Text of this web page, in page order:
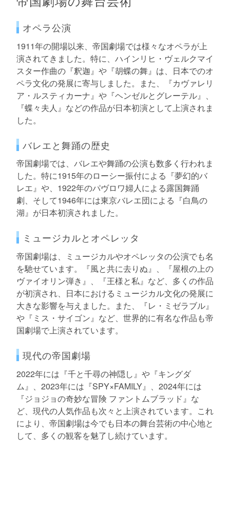
オペラ公演
1911年の開場以来、帝国劇場では様々なオペラが上
演されてきました。特に、ハインリヒ・ヴェルクマイ
スター作曲の『釈迦』や『胡蝶の舞』は、日本でのオ
ペラ文化の発展に寄与しました。また、『カヴァレリ
ア・ルスティカーナ』や『ヘンゼルとグレーテル』、
『蝶々夫人』などの作品が日本初演として上演されま
した。
バレエと舞踊の歴史
帝国劇場では、バレエや舞踊の公演も数多く行われま
した。特に1915年のローシー振付による『夢幻的バ
レエ』や、1922年のパヴロワ婦人による露国舞踊
劇、そして1946年には東京バレエ団による『白鳥の
湖』が日本初演されました。
ミュージカルとオペレッタ
帝国劇場は、ミュージカルやオペレッタの公演でも名
を馳せています。『風と共に去りぬ』、『屋根の上の
ヴァイオリン弾き』、『王様と私』など、多くの作品
が初演され、日本におけるミュージカル文化の発展に
大きな影響を与えました。また、『レ・ミゼラブル』
や『ミス・サイゴン』など、世界的に有名な作品も帝
国劇場で上演されています。
現代の帝国劇場
2022年には『千と千尋の神隠し』や『キングダ
ム』、2023年には『SPY×FAMILY』、2024年には
『ジョジョの奇妙な冒険 ファントムブラッド』な
ど、現代の人気作品も次々と上演されています。これ
により、帝国劇場は今でも日本の舞台芸術の中心地と
して、多くの観客を魅了し続けています。